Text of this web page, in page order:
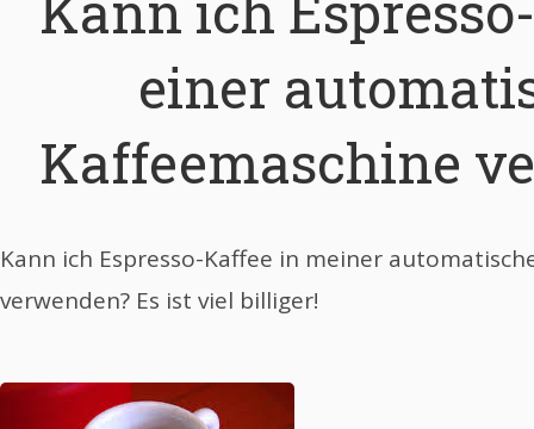
einer
Kaffeemaschine
Kann ich Espresso-Kaffee in meiner
verwenden? Es ist viel billiger!